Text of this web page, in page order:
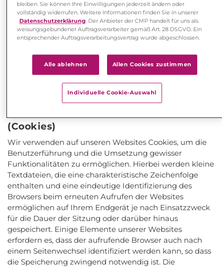
Wir behalten uns vor, die Logdatei länger
aufzubewahren, wenn Tatsachen vorliegen, welche die
Annahme eines unzulässigen Zugriffs nahelegen.
DSGVO. Das überwiegende berechtigte Interesse liegt
in der Sicherstellung der störungsfreien
2. Speicherung von Informationen oder
(Cookies)
Wir verwenden auf unseren Websites Cookies, um die
Benutzerführung und die Umsetzung gewisser
Funktionalitäten zu ermöglichen. Hierbei werden kleine
Textdateien, die eine charakteristische Zeichenfolge
enthalten und eine eindeutige Identifizierung des
Browsers beim erneuten Aufrufen der Websites
ermöglichen auf Ihrem Endgerät je nach Einsatzzweck
für die Dauer der Sitzung oder darüber hinaus
gespeichert. Einige Elemente unserer Websites
erfordern es, dass der aufrufende Browser auch nach
einem Seitenwechsel identifiziert werden kann, so dass
die Speicherung zwingend notwendig ist. Die
bleiben. Sie können Ihre Einwilligungen jederzeit ändern oder
vollständig widerrufen. Weitere Informationen finden Sie in unserer
Datenschutzerklärung. Der Anbieter der CMP handelt für uns als
weisungsgebundener Auftragsverarbeiter gemäß Art. 28 DSGVO. Ein
entsprechender Auftragsverarbeitungsvertrag wurde abgeschlossen.
Alle ablehnen Allen Cookies zustimmen
Individuelle Cookie-Auswahl